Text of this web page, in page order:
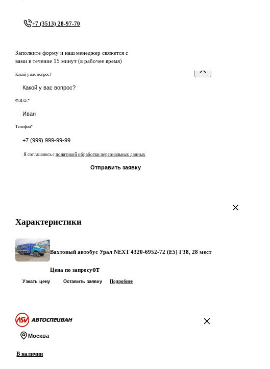
+7 (3513) 28-97-70
Заполните форму и наш менеджер свяжется с
вами в течение 15 минут (в рабочее время)
Какой у вас вопрос?
Ф.И.О.*
Телефон*
Я соглашаюсь с политикой обработки персональных данных
Отправить заявку
Характеристики
Вахтовый автобус Урал NEXT 4320-6952-72 (Е5) Г38, 28 мест
Цена по запросуот
Узнать цену Оставить заявку Подробнее
На главную
Москва
В наличии